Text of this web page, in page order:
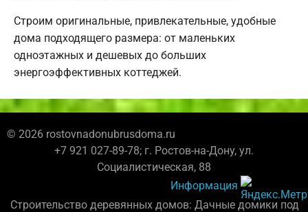
Строим оригинальные, привлекательные, удобные
дома подходящего размера: от маленьких
одноэтажных и дешевых до больших
энергоэффективных коттеджей.
© 2026 rostovnadonubrusdoma.ru
+7 921 027-89-78; г. Ростов-на-Дону, ул.
Социалистическая, 88
Информация
Строительство деревянных домов: Дачные домики под